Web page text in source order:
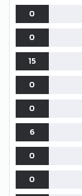
0
0
15
0
0
6
0
0